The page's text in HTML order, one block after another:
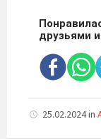
друзьями
25.02.2024in